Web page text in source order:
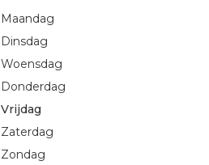
Maandag
Dinsdag
Woensdag
Donderdag
Vrijdag
Zaterdag
Zondag